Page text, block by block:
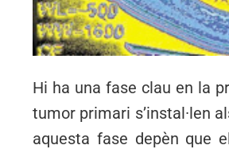
Hi ha una fase clau en la
tumor primari s’instal·len
aquesta fase depèn que